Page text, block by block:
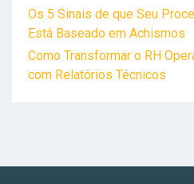
Os 5 Sinais de que Seu
Está Baseado em Achismos
Como Transformar o RH
com Relatórios Técnicos